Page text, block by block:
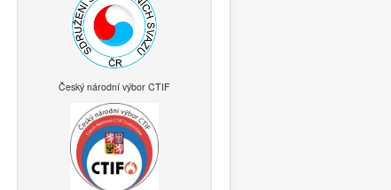
Český národní výbor CTIF